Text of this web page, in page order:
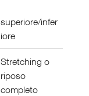
superiore/infer
iore
Stretching o
riposo
completo